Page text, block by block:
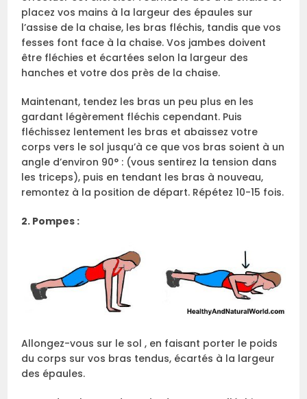
placez vos mains à la largeur des épaules sur
l’assise de la chaise, les bras fléchis, tandis que vos
fesses font face à la chaise. Vos jambes doivent
être fléchies et écartées selon la largeur des
hanches et votre dos près de la chaise.
Maintenant, tendez les bras un peu plus en les
gardant légèrement fléchis cependant. Puis
fléchissez lentement les bras et abaissez votre
corps vers le sol jusqu’à ce que vos bras soient à un
angle d’environ 90° : (vous sentirez la tension dans
les triceps), puis en tendant les bras à nouveau,
remontez à la position de départ. Répétez 10-15 fois.
2. Pompes :
Allongez-vous sur le sol , en faisant porter le poids
du corps sur vos bras tendus, écartés à la largeur
des épaules.